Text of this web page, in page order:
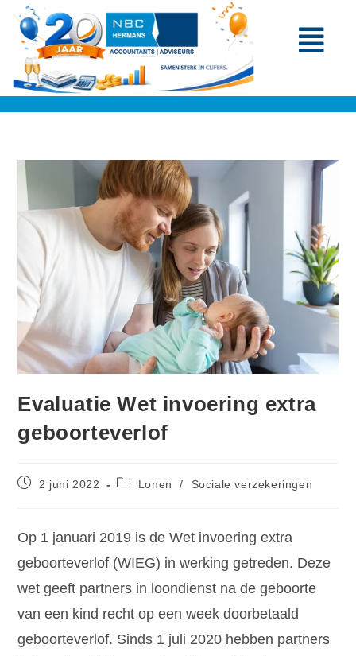
Evaluatie Wet invoering extra
geboorteverlof
2 juni 2022 Lonen / Sociale verzekeringen
Op 1 januari 2019 is de Wet invoering extra
geboorteverlof (WIEG) in werking getreden. Deze
wet geeft partners in loondienst na de geboorte
van een kind recht op een week doorbetaald
geboorteverlof. Sinds 1 juli 2020 hebben partners